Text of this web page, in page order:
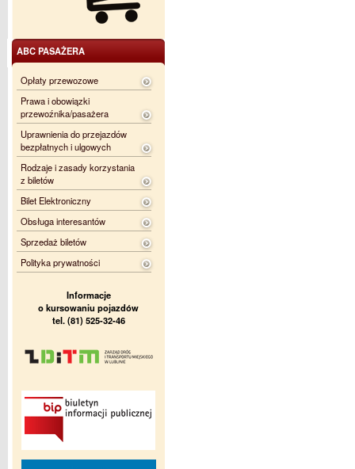
ABC PASAŻERA
Opłaty przewozowe
Prawa i obowiązki
przewoźnika/pasażera
Uprawnienia do przejazdów
bezpłatnych i ulgowych
Rodzaje i zasady korzystania
z biletów
Bilet Elektroniczny
Obsługa interesantów
Sprzedaż biletów
Polityka prywatności
Informacje
o kursowaniu pojazdów
tel. (81) 525-32-46